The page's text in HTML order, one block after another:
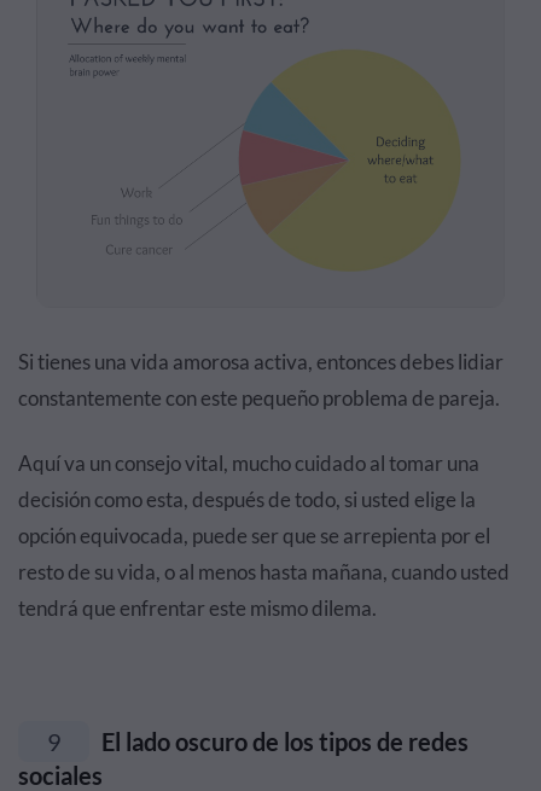
Si tienes una vida amorosa activa, entonces debes lidiar
constantemente con este pequeño problema de pareja.
Aquí va un consejo vital, mucho cuidado al tomar una
decisión como esta, después de todo, si usted elige la
opción equivocada, puede ser que se arrepienta por el
resto de su vida, o al menos hasta mañana, cuando usted
tendrá que enfrentar este mismo dilema.
9
El lado oscuro de los tipos de redes
sociales